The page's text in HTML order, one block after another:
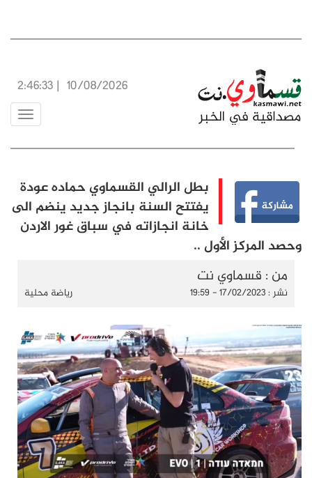
10/08/2026
|
2:46:33
Toggle
بطل الرالي القسماوي حماده عودة
يفتتح السنة بانجاز جديد ينضم الى
خانة انجازاته في سباق غور الاردن
وحصد المركز الأول ..
من : قسماوي نت
نشر : 17/02/2023 - 19:59 رياضة محلية